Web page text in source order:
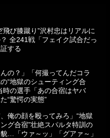
飛び膝蹴り”沢村忠はリアルに
全241戦「フェイク試合だっ
する
んの？」「何撮ってんだコラ
“地獄のシューティング合
の選手「あの合宿はヤバ
“驚愕の実態”
俺の顔を殴ってみろ」“地獄
グ合宿”壮絶スパルタ特訓の
…「ウァ～ッ」「グアァ～」